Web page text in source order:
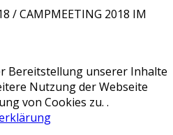
/ CAMPMEETING 2018 IM
Bereitstellung unserer Inhalte
Nutzung der Webseite
von Cookies zu. .